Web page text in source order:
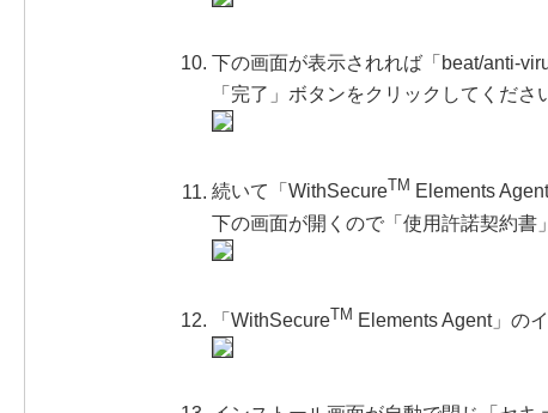
下の画面が表示されれば「beat/anti-
「完了」ボタンをクリックしてくださ
続いて「WithSecureTM Elements
下の画面が開くので「使用許諾契約書
「WithSecureTM Elements Agent」の